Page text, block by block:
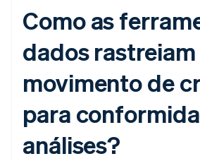
Como as
dados rastreiam
movimento de
para
análises?